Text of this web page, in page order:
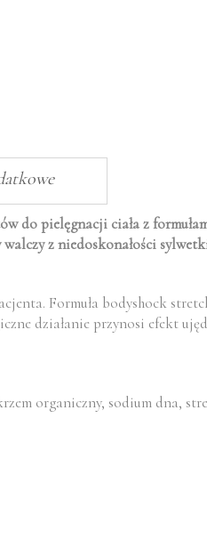
do pielęgnacji ciała z
z niedoskonałości
Formuła bodyshock
działanie przynosi efekt
organiczny, sodium dna,